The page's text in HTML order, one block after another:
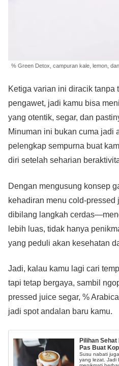
% Green Detox, campuran kale, lemon,
Ketiga varian ini diracik tanpa
pengawet, jadi kamu bisa
yang otentik, segar, dan
Minuman ini bukan cuma jadi
pelengkap sempurna buat
diri setelah seharian
Dengan mengusung konsep
kehadiran menu cold-
dibilang langkah
lebih luas, tidak hanya
yang peduli akan kesehatan
Jadi, kalau kamu lagi cari
tapi tetap bergaya, sambil
pressed juice segar, %
jadi spot andalan baru kamu.
Pilihan
Pas Buat
Susu nabati
yang lezat. Jadi